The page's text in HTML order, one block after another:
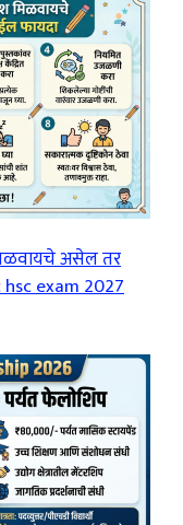
असेल तर
hsc exam 2027